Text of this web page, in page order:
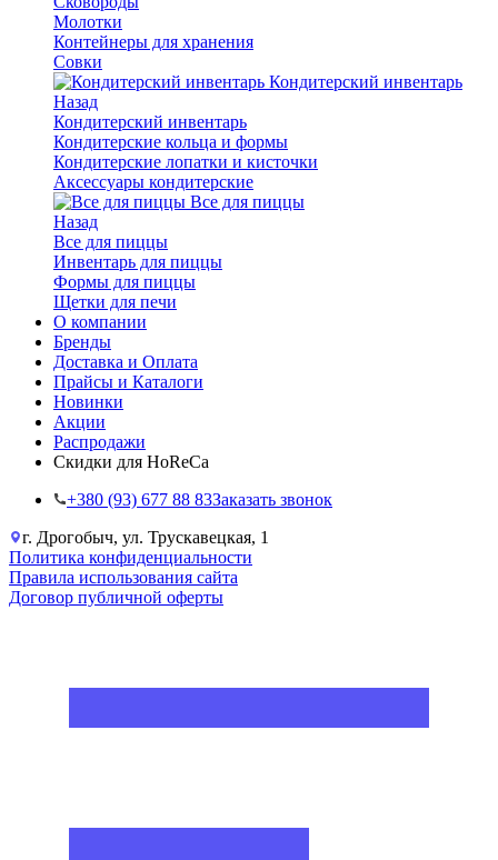
Молотки
Контейнеры для хранения
Совки
Кондитерский инвентарь
Назад
Кондитерский инвентарь
Кондитерские кольца и формы
Кондитерские лопатки и кисточки
Аксессуары кондитерские
Все для пиццы
Назад
Все для пиццы
Инвентарь для пиццы
Формы для пиццы
Щетки для печи
О компании
Бренды
Доставка и Оплата
Прайсы и Каталоги
Новинки
Акции
Распродажи
Скидки для HoReCa
+38‎0 (93) 677 88 83Заказать звонок
г. Дрогобыч, ул. Трускавецкая, 1
Политика конфиденциальности
Правила использования сайта
Договор публичной оферты